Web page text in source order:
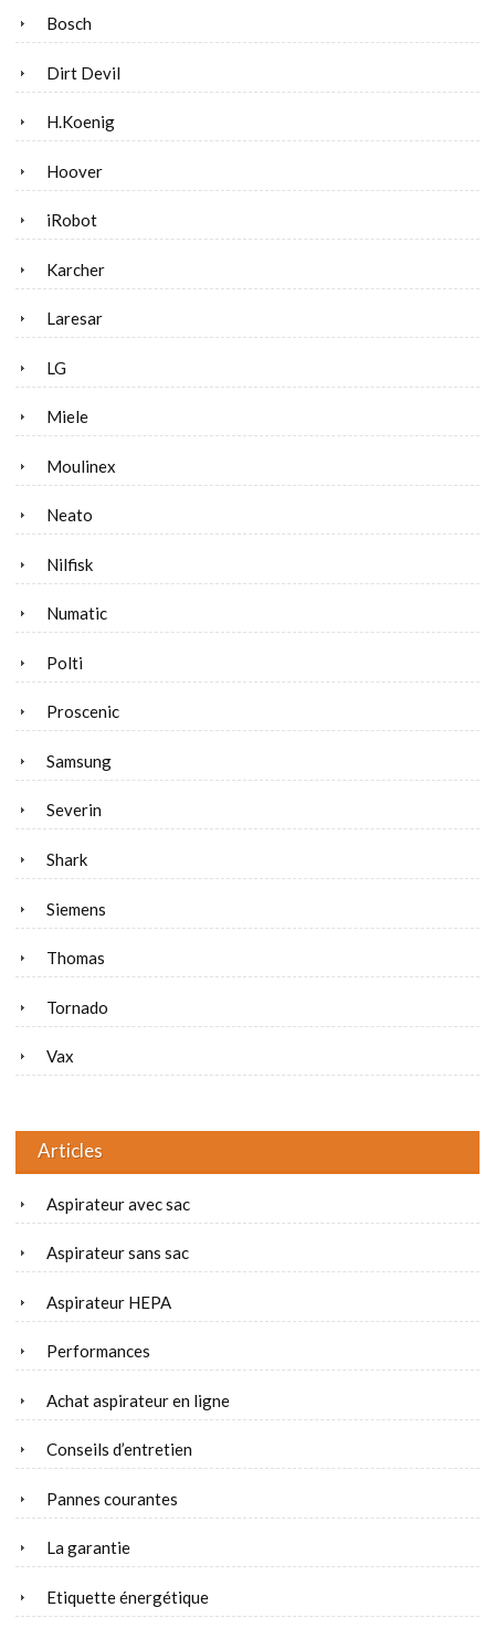
Bosch
Dirt Devil
H.Koenig
Hoover
iRobot
Karcher
Laresar
LG
Miele
Moulinex
Neato
Nilfisk
Numatic
Polti
Proscenic
Samsung
Severin
Shark
Siemens
Thomas
Tornado
Vax
Articles
Aspirateur avec sac
Aspirateur sans sac
Aspirateur HEPA
Performances
Achat aspirateur en ligne
Conseils d’entretien
Pannes courantes
La garantie
Etiquette énergétique